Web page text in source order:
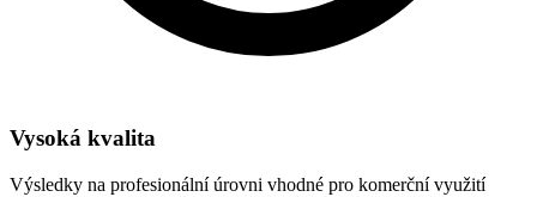
Vysoká kvalita
Výsledky na profesionální úrovni vhodné pro komerční využití